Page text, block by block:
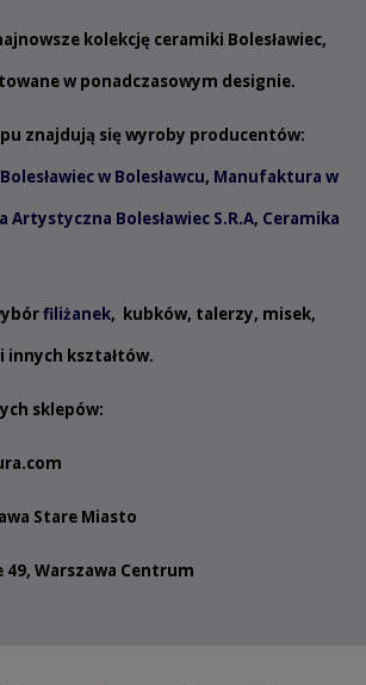
kolekcję ceramiki Bolesławiec,
w ponadczasowym designie.
znajdują się wyroby producentów:
w Bolesławcu, Manufaktura w
Artystyczna Bolesławiec S.R.A, Ceramika
filiżanek, kubków, talerzy, misek,
i innych kształtów.
sklepów:
Stare Miasto
Warszawa Centrum